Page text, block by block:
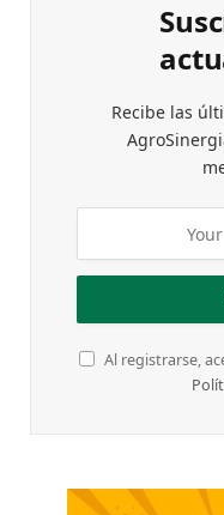
Recibe las
Al registrarse,